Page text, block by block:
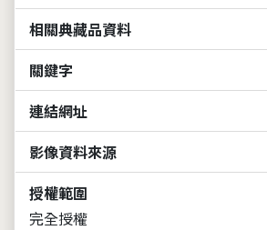
相關典藏品資料
關鍵字
連結網址
影像資料來源
授權範圍
完全授權